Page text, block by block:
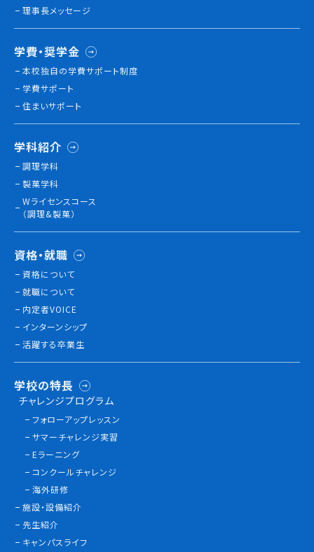
理事長メッセージ
学費・奨学金
本校独⾃の学費サポート制度
学費サポート
住まいサポート
学科紹介
調理学科
製菓学科
Wライセンスコース
（調理&製菓）
資格・就職
資格について
就職について
内定者VOICE
インターンシップ
活躍する卒業生
学校の特長
チャレンジプログラム
フォローアップレッスン
サマーチャレンジ実習
Eラーニング
コンクールチャレンジ
海外研修
施設・設備紹介
先生紹介
キャンパスライフ